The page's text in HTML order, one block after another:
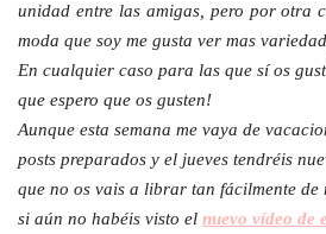
unidad entre las amigas, pero por otra
moda que soy me gusta ver mas
En cualquier caso para las que sí os
que espero que os gusten!
Aunque esta semana me vaya de
posts preparados y el jueves tendréis
que no os vais a librar tan fácilmente
si aún no habéis visto el nuevo vídeo de